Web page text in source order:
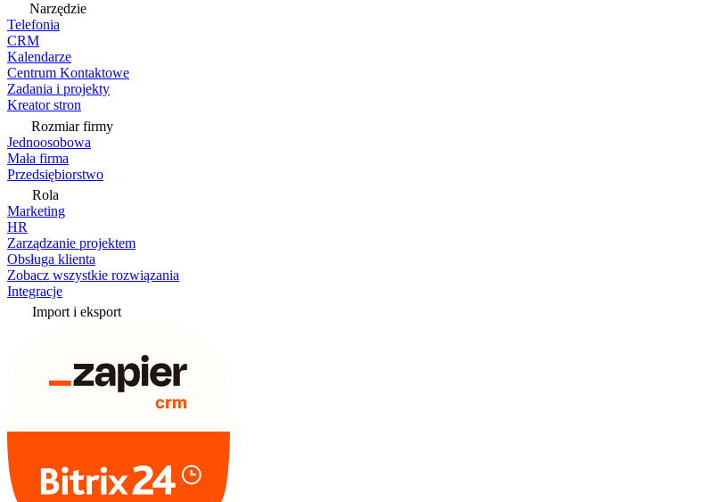
Narzędzie
Telefonia
CRM
Kalendarze
Centrum Kontaktowe
Zadania i projekty
Kreator stron
Rozmiar firmy
Jednoosobowa
Mała firma
Przedsiębiorstwo
Rola
Marketing
HR
Zarządzanie projektem
Obsługa klienta
Zobacz wszystkie rozwiązania
Integracje
Import i eksport